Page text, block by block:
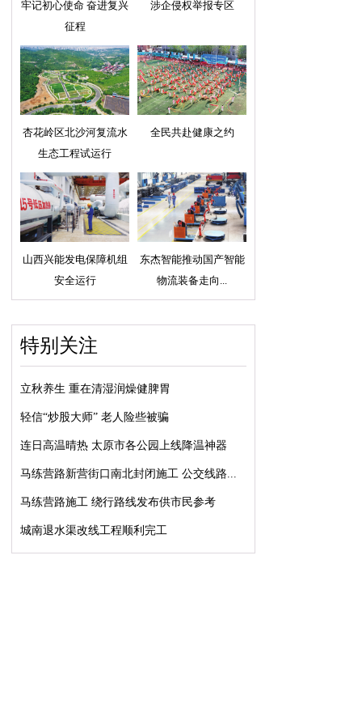
牢记初心使命 奋进复兴
征程
涉企侵权举报专区
杏花岭区北沙河复流水
生态工程试运行
全民共赴健康之约
山西兴能发电保障机组
安全运行
东杰智能推动国产智能
物流装备走向...
特别关注
立秋养生 重在清湿润燥健脾胃
轻信“炒股大师” 老人险些被骗
连日高温晴热 太原市各公园上线降温神器
马练营路新营街口南北封闭施工 公交线路...
马练营路施工 绕行路线发布供市民参考
城南退水渠改线工程顺利完工